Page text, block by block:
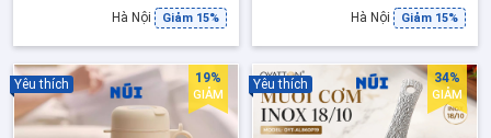
Hà Nội Giảm 15% Hà Nội Giảm 15%
Yêu thích 19%
GIẢM
Yêu thích 34%
GIẢM